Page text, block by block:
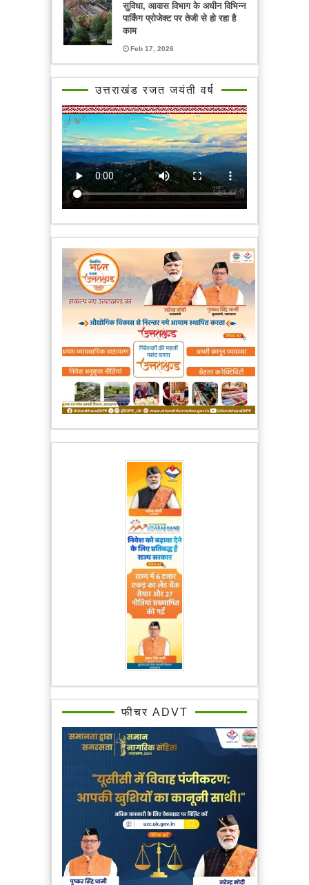
सुविधा, आवास विभाग के अधीन विभिन्न
पार्किंग प्रोजेक्ट पर तेजी से हो रहा है
काम
Feb 17, 2026
उत्तराखंड रजत जयंती वर्ष
फीचर ADVT